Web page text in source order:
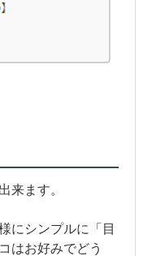
来ます。
にシンプルに「目
はお好みでどう